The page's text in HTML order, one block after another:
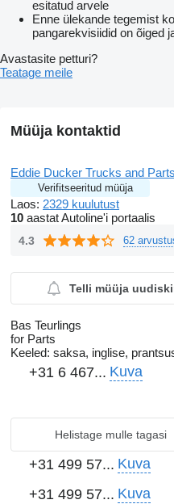
esitatud arvele
Enne ülekande tegemist
pangarekvisiidid on õiged
Avastasite petturi?
Teatage meile
Müüja kontaktid
Eddie Ducker Trucks and
Verifitseeritud müüja
Laos: 2329 kuulutust
10 aastat Autoline'i portaalis
4.3 62
Telli müüja
Bas Teurlings
for Parts
Keeled: saksa, inglise,
+31 6 467... Kuva
Helistage mulle tagasi
+31 499 57... Kuva
+31 499 57... Kuva